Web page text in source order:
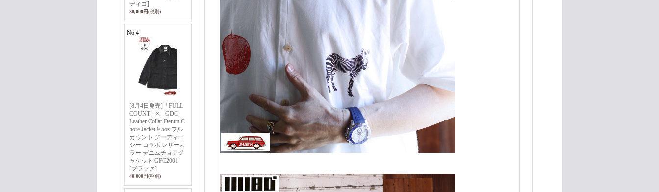
ディゴ]
38,000円(税別)
No.4
[8月4日発売]「FULL
COUNT」×「GDC」
Leather Collar Denim C
hore Jacket 9.5oz フル
カウント ジーディー
シー コラボ レザーカ
ラー デニムチョアジ
ャケット GFC2001
[ブラック]
40,000円(税別)